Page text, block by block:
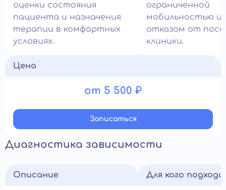
оценки состояния
пациента и назначения
терапии в комфортных
условиях.
ограниченной
мобильностью
отказом от
клиники.
Цена
от 5 500 ₽
Записатьcя
Диагностика зависимости
Описание Для кого